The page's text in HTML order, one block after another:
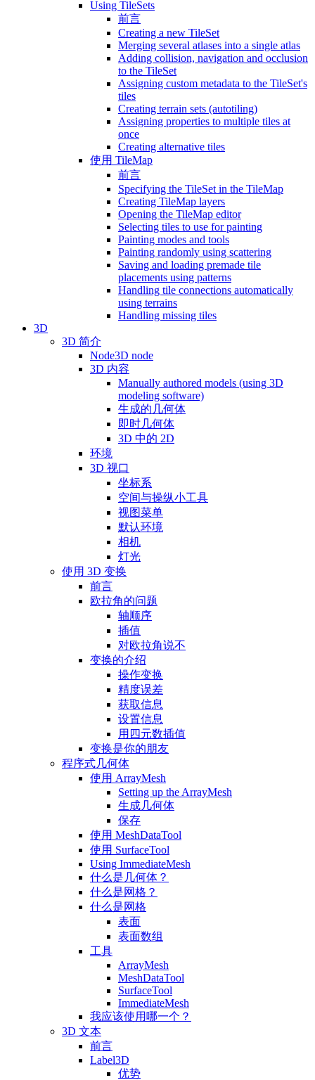
Using TileSets
前言
Creating a new TileSet
Merging several atlases into a single atlas
Adding collision, navigation and occlusion
to the TileSet
Assigning custom metadata to the TileSet's
tiles
Creating terrain sets (autotiling)
Assigning properties to multiple tiles at
once
Creating alternative tiles
使用 TileMap
前言
Specifying the TileSet in the TileMap
Creating TileMap layers
Opening the TileMap editor
Selecting tiles to use for painting
Painting modes and tools
Painting randomly using scattering
Saving and loading premade tile
placements using patterns
Handling tile connections automatically
using terrains
Handling missing tiles
3D
3D 简介
Node3D node
3D 内容
Manually authored models (using 3D
modeling software)
生成的几何体
即时几何体
3D 中的 2D
环境
3D 视口
坐标系
空间与操纵小工具
视图菜单
默认环境
相机
灯光
使用 3D 变换
前言
欧拉角的问题
轴顺序
插值
对欧拉角说不
变换的介绍
操作变换
精度误差
获取信息
设置信息
用四元数插值
变换是你的朋友
程序式几何体
使用 ArrayMesh
Setting up the ArrayMesh
生成几何体
保存
使用 MeshDataTool
使用 SurfaceTool
Using ImmediateMesh
什么是几何体？
什么是网格？
什么是网格
表面
表面数组
工具
ArrayMesh
MeshDataTool
SurfaceTool
ImmediateMesh
我应该使用哪一个？
3D 文本
前言
Label3D
优势